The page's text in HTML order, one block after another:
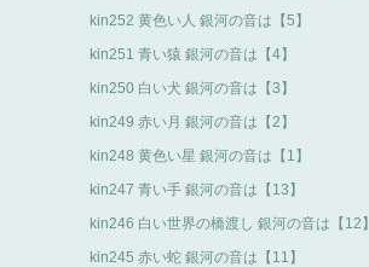
kin252 黄色い人 銀河の音は【5】
kin251 青い猿 銀河の音は【4】
kin250 白い犬 銀河の音は【3】
kin249 赤い月 銀河の音は【2】
kin248 黄色い星 銀河の音は【1】
kin247 青い手 銀河の音は【13】
kin246 白い世界の橋渡し 銀河の音は【12】
kin245 赤い蛇 銀河の音は【11】